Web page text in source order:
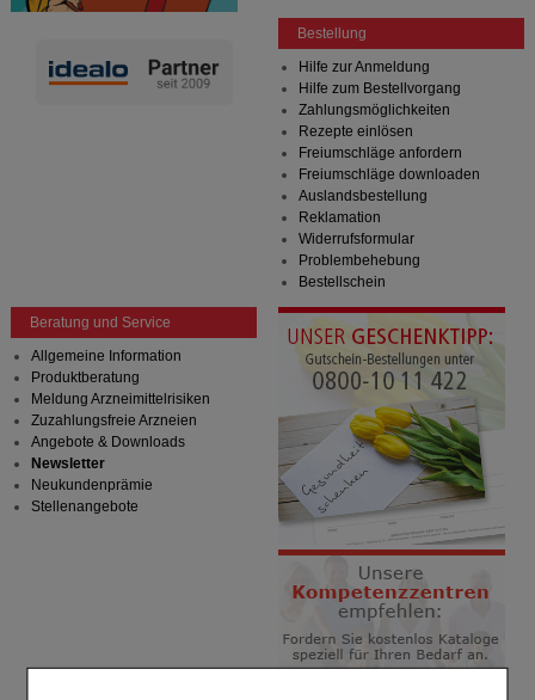
Bestellung
Hilfe zur Anmeldung
Hilfe zum Bestellvorgang
Zahlungsmöglichkeiten
Rezepte einlösen
Freiumschläge anfordern
Freiumschläge downloaden
Auslandsbestellung
Reklamation
Widerrufsformular
Problembehebung
Bestellschein
Beratung und Service
Allgemeine Information
Produktberatung
Meldung Arzneimittelrisiken
Zuzahlungsfreie Arzneien
Angebote & Downloads
Newsletter
Neukundenprämie
Stellenangebote